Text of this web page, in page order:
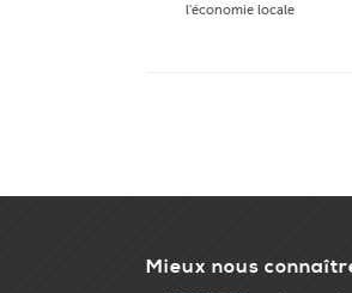
l'économie locale
Mieux nous